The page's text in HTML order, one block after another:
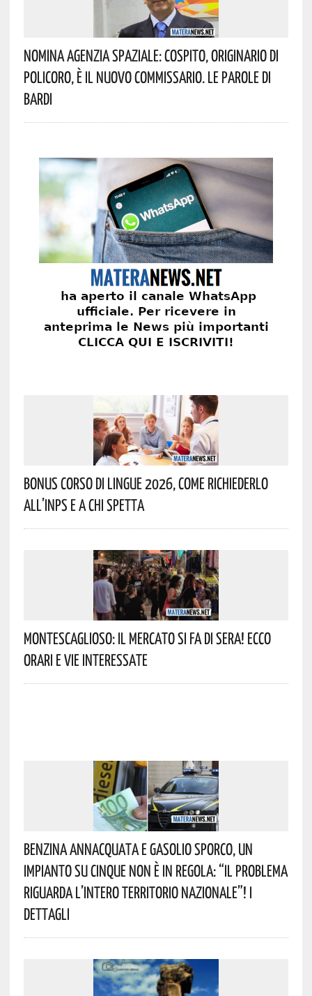
Nomina Agenzia Spaziale: Cospito, Originario Di
Policoro, È Il Nuovo Commissario. Le Parole Di
Bardi
Bonus Corso Di Lingue 2026, Come Richiederlo
All’INPS E A Chi Spetta
Montescaglioso: Il Mercato Si Fa Di Sera! Ecco
Orari E Vie Interessate
Benzina Annacquata E Gasolio Sporco, Un
Impianto Su Cinque Non È In Regola: “il Problema
Riguarda L’intero Territorio Nazionale”! I
Dettagli